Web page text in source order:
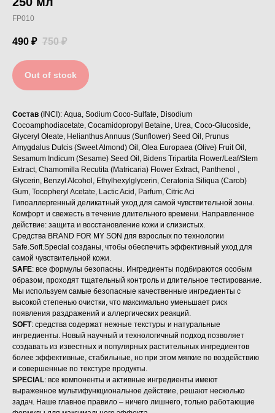
FP010
490 ₽ 750 ₽
Out of stock
Состав (INCI): Aqua, Sodium Coco-Sulfate, Disodium
Cocoamphodiacetate, Cocamidopropyl Betaine, Urea, Coco-Glucoside,
Glyceryl Oleate, Helianthus Annuus (Sunflower) Seed Oil, Prunus
Amygdalus Dulcis (Sweet Almond) Oil, Olea Europaea (Olive) Fruit Oil,
Sesamum Indicum (Sesame) Seed Oil, Bidens Tripartita Flower/Leaf/Stem
Extract, Chamomilla Recutita (Matricaria) Flower Extract, Panthenol ,
Glycerin, Benzyl Alcohol, Ethylhexylglycerin, Ceratonia Siliqua (Carob)
Gum, Tocopheryl Acetate, Lactic Acid, Parfum, Citric Aci
Гипоаллергенный деликатный уход для самой чувствительной зоны.
Комфорт и свежесть в течение длительного времени. Направленное
действие: защита и восстановление кожи и слизистых.
Средства BRAND FOR MY SON для взрослых по технологии
Safe.Soft.Special созданы, чтобы обеспечить эффективный уход для
самой чувствительной кожи.
SAFE: все формулы безопасны. Ингредиенты подбираются особым
образом, проходят тщательный контроль и длительное тестирование.
Мы используем самые безопасные качественные ингредиенты с
высокой степенью очистки, что максимально уменьшает риск
появления раздражений и аллергических реакций.
SOFT: средства содержат нежные текстуры и натуральные
ингредиенты. Новый научный и технологичный подход позволяет
создавать из известных и популярных растительных ингредиентов
более эффективные, стабильные, но при этом мягкие по воздействию
и совершенные по текстуре продукты.
SPECIAL: все компоненты и активные ингредиенты имеют
выраженное мультифункциональное действие, решают несколько
задач. Наше главное правило – ничего лишнего, только работающие
Дизайн
Сарапулов Егор